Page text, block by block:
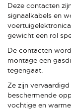
Deze contacten
signaalkabels en
gewicht een rol
De contacten
montage een
tegengaat.
Ze zijn
beschermende
vochtige en